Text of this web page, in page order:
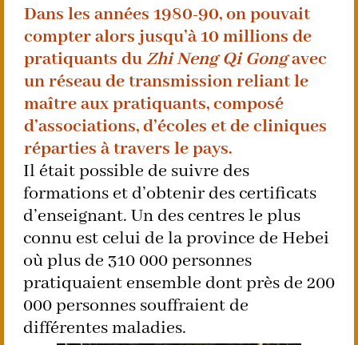
Dans les années 1980-90, on pouvait
compter alors jusqu’à 10 millions de
pratiquants duZhi Neng Qi Gongavec
un réseau de transmission reliant le
maître aux pratiquants, composé
d’associations, d’écoles et de cliniques
réparties à travers le pays.
Il était possible de suivre des
formations et d’obtenir des certificats
d’enseignant. Un des centres le plus
connu est celui de la province de Hebei
où plus de 310 000 personnes
pratiquaient ensemble dont près de 200
000 personnes souffraient de
différentes maladies.